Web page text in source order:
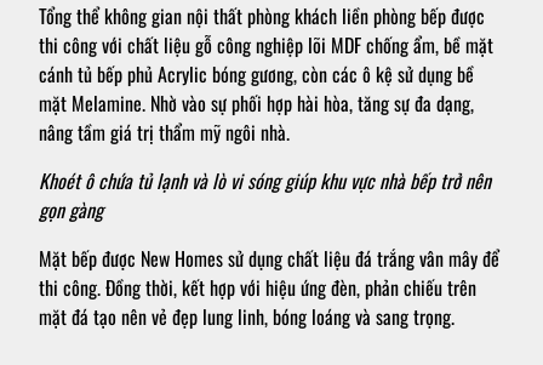
Tổng thể không gian nội thất phòng khách liền phòng bếp được
thi công với chất liệu gỗ công nghiệp lõi MDF chống ẩm, bề mặt
cánh tủ bếp phủ Acrylic bóng gương, còn các ô kệ sử dụng bề
mặt Melamine. Nhờ vào sự phối hợp hài hòa, tăng sự đa dạng,
nâng tầm giá trị thẩm mỹ ngôi nhà.
Khoét ô chứa tủ lạnh và lò vi sóng giúp khu vực nhà bếp trở nên
gọn gàng
Mặt bếp được New Homes sử dụng chất liệu đá trắng vân mây để
thi công. Đồng thời, kết hợp với hiệu ứng đèn, phản chiếu trên
mặt đá tạo nên vẻ đẹp lung linh, bóng loáng và sang trọng.